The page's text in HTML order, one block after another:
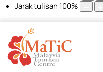
Jarak tulisan 100%